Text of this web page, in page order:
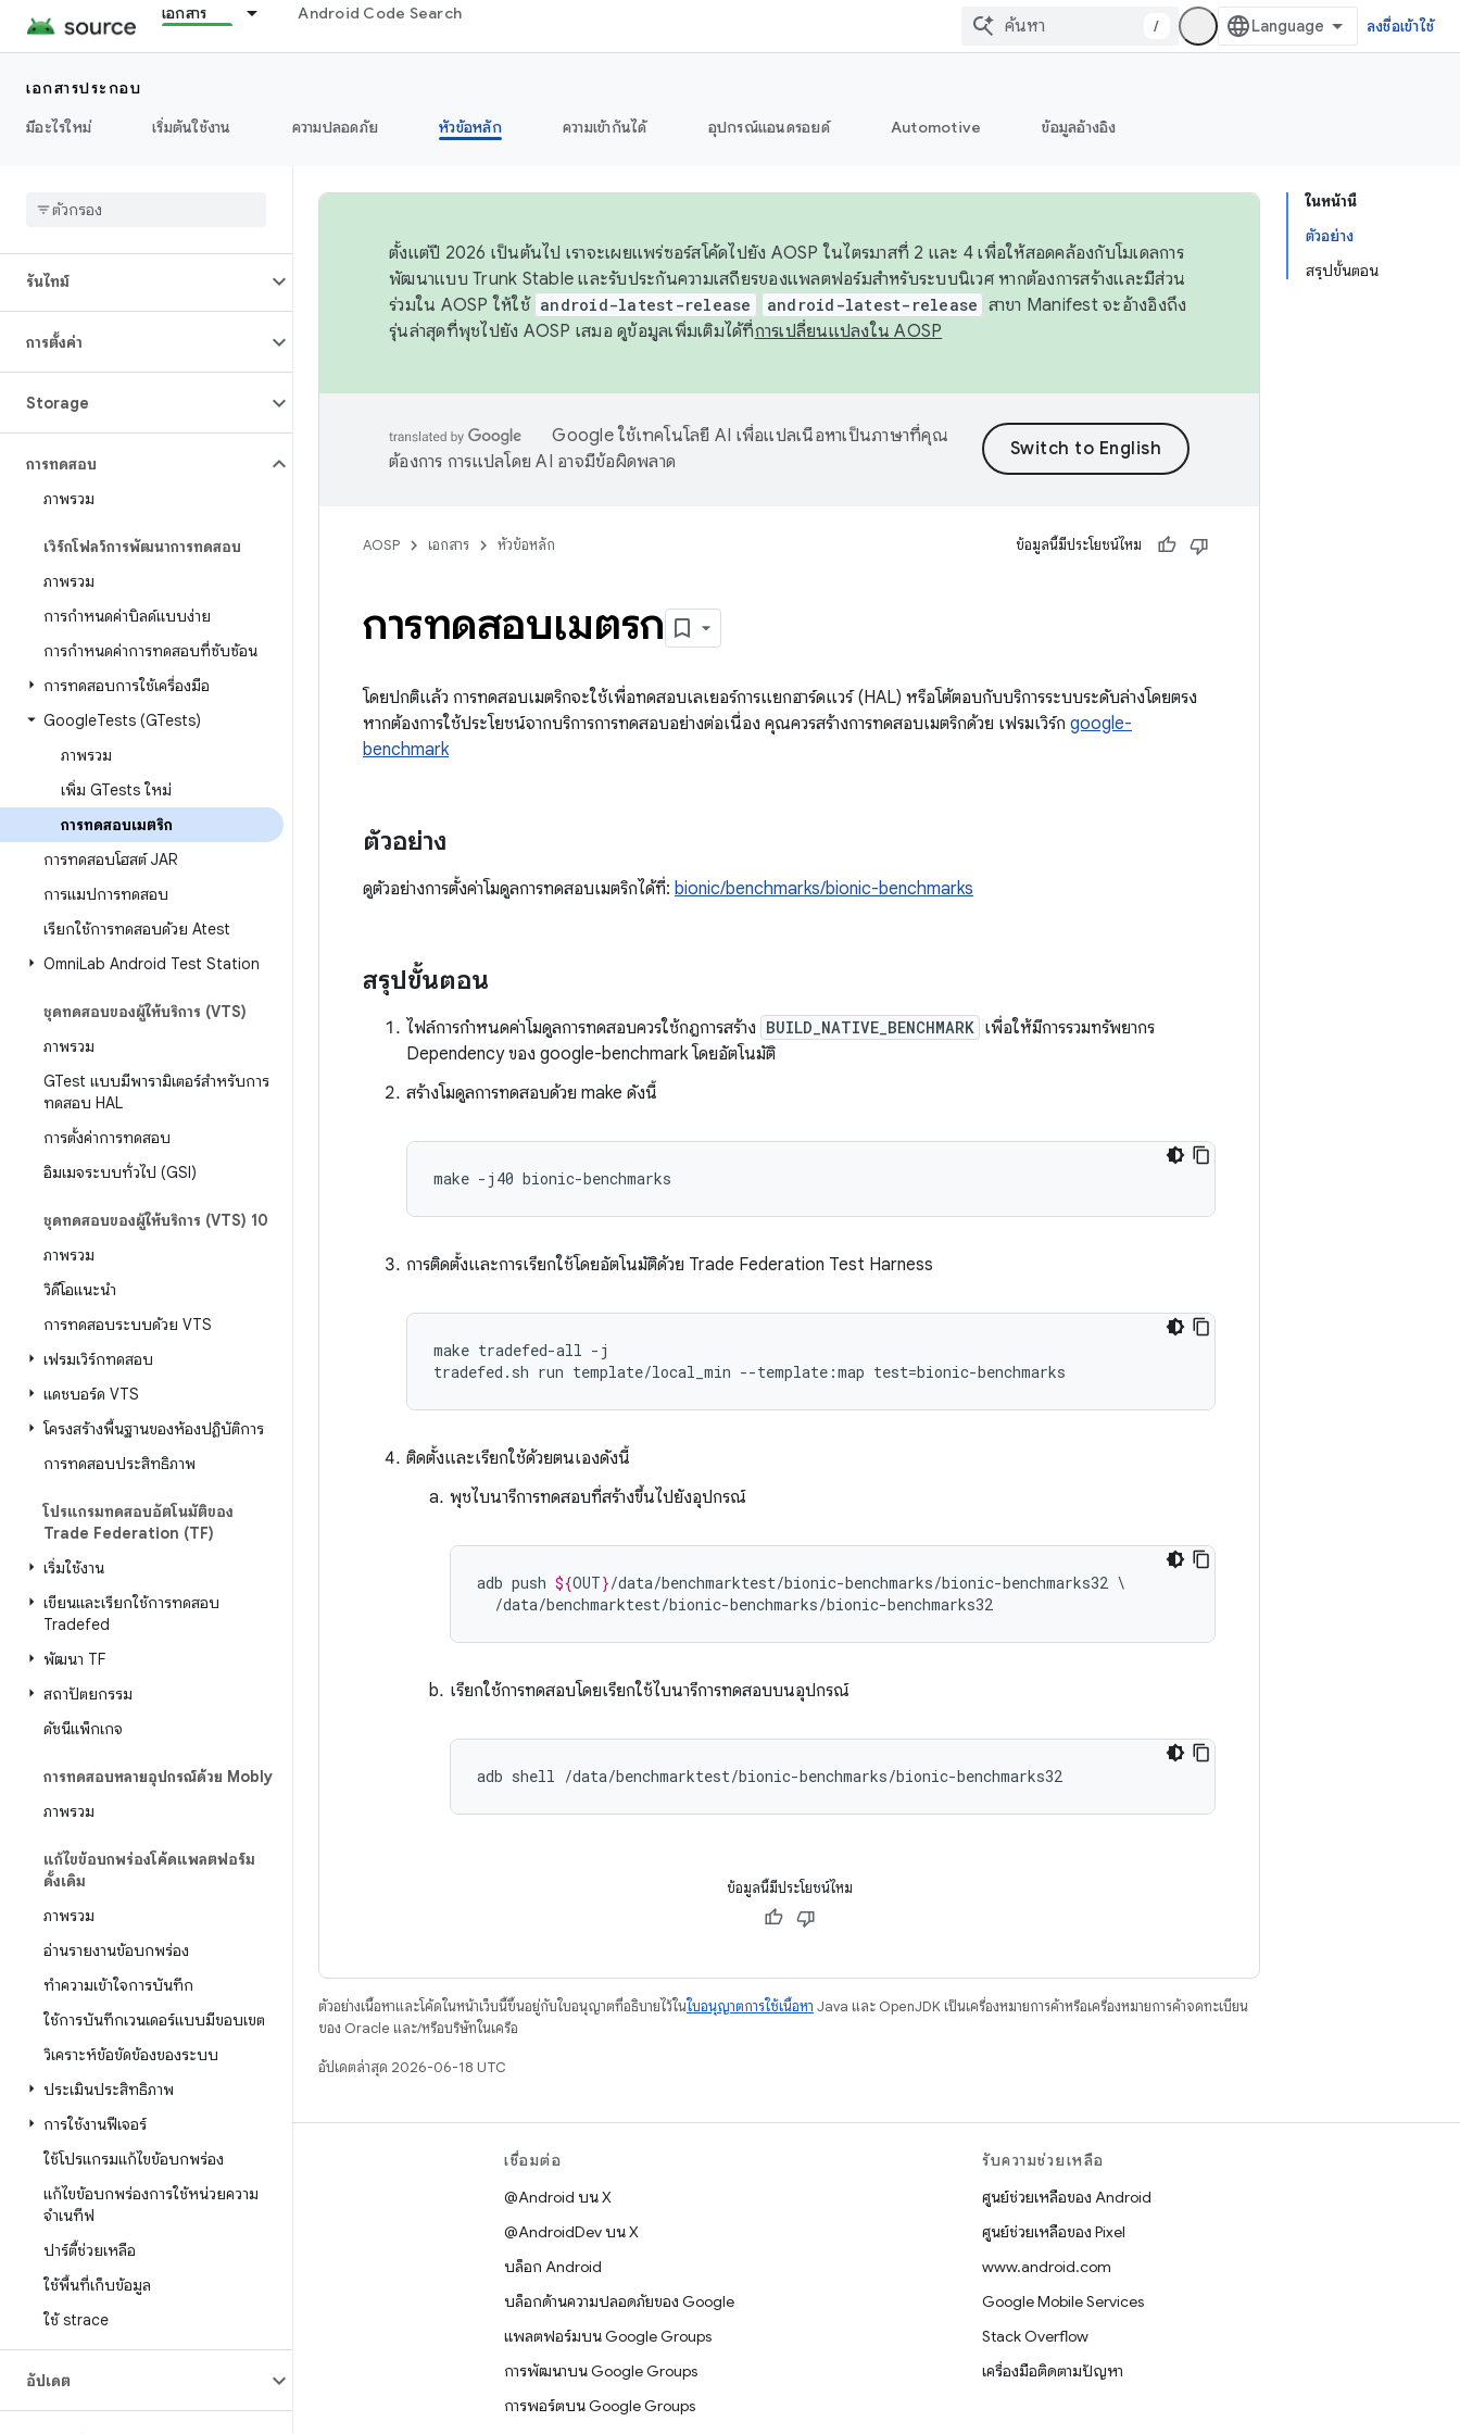
เอกสาร Android Code Search
/ ลงชื่อเข้าใช้
เอกสารประกอบ
มีอะไรใหม่
เริ่มต้นใช้งาน ความปลอดภัย หัวข้อหลัก ความเข้ากันได้ อุปกรณ์แอนดรอยด์ Automotive ข้อมูลอ้างอิง
สื่อ
ประสิทธิภาพ
พลังงาน
รันไทม์
การตั้งค่า
Storage
การทดสอบ
ภาพรวม
เวิร์กโฟลว์การพัฒนาการทดสอบ
ภาพรวม
การกำหนดค่าบิลด์แบบง่าย
การกำหนดค่าการทดสอบที่ซับซ้อน
การทดสอบการใช้เครื่องมือ
GoogleTests (GTests)
ภาพรวม
เพิ่ม GTests ใหม่
การทดสอบเมตริก
การทดสอบโฮสต์ JAR
การแมปการทดสอบ
เรียกใช้การทดสอบด้วย Atest
OmniLab Android Test Station
ชุดทดสอบของผู้ให้บริการ (VTS)
ภาพรวม
GTest แบบมีพารามิเตอร์สําหรับการ
ทดสอบ HAL
การตั้งค่าการทดสอบ
อิมเมจระบบทั่วไป (GSI)
ชุดทดสอบของผู้ให้บริการ (VTS) 10
ภาพรวม
วิดีโอแนะนำ
การทดสอบระบบด้วย VTS
เฟรมเวิร์กทดสอบ
แดชบอร์ด VTS
โครงสร้างพื้นฐานของห้องปฏิบัติการ
การทดสอบประสิทธิภาพ
โปรแกรมทดสอบอัตโนมัติของ
Trade Federation (TF)
เริ่มใช้งาน
เขียนและเรียกใช้การทดสอบ
Tradefed
พัฒนา TF
สถาปัตยกรรม
ดัชนีแพ็กเกจ
การทดสอบหลายอุปกรณ์ด้วย Mobly
ภาพรวม
แก้ไขข้อบกพร่องโค้ดแพลตฟอร์ม
ดั้งเดิม
ภาพรวม
อ่านรายงานข้อบกพร่อง
ทําความเข้าใจการบันทึก
ใช้การบันทึกเวนเดอร์แบบมีขอบเขต
วิเคราะห์ข้อขัดข้องของระบบ
ประเมินประสิทธิภาพ
การใช้งานฟีเจอร์
ใช้โปรแกรมแก้ไขข้อบกพร่อง
แก้ไขข้อบกพร่องการใช้หน่วยความ
จําเนทีฟ
ปาร์ตี้ช่วยเหลือ
ใช้พื้นที่เก็บข้อมูล
ใช้ strace
อัปเดต
ในหน้านี้
ตัวอย่าง
สรุปขั้นตอน
ตั้งแต่ปี 2026 เป็นต้นไป เราจะเผยแพร่ซอร์สโค้ดไปยัง AOSP ในไตรมาสที่ 2 และ 4 เพื่อให้สอดคล้องกับโมเดลการ
พัฒนาแบบ Trunk Stable และรับประกันความเสถียรของแพลตฟอร์มสำหรับระบบนิเวศ หากต้องการสร้างและมีส่วน
ร่วมใน AOSP ให้ใช้ android-latest-release android-latest-release สาขา Manifest จะอ้างอิงถึง
รุ่นล่าสุดที่พุชไปยัง AOSP เสมอ ดูข้อมูลเพิ่มเติมได้ที่การเปลี่ยนแปลงใน AOSP
Google ใช้เทคโนโลยี AI เพื่อแปลเนื้อหาเป็นภาษาที่คุณ
ต้องการ การแปลโดย AI อาจมีข้อผิดพลาด
AOSP เอกสาร หัวข้อหลัก ข้อมูลนี้มีประโยชน์ไหม
การทดสอบเมตริก
โดยปกติแล้ว การทดสอบเมตริกจะใช้เพื่อทดสอบเลเยอร์การแยกฮาร์ดแวร์ (HAL) หรือโต้ตอบกับบริการระบบระดับล่างโดยตรง
หากต้องการใช้ประโยชน์จากบริการการทดสอบอย่างต่อเนื่อง คุณควรสร้างการทดสอบเมตริกด้วย เฟรมเวิร์ก google-
benchmark
ตัวอย่าง
ดูตัวอย่างการตั้งค่าโมดูลการทดสอบเมตริกได้ที่: bionic/benchmarks/bionic-benchmarks
สรุปขั้นตอน
ไฟล์การกำหนดค่าโมดูลการทดสอบควรใช้กฎการสร้าง BUILD_NATIVE_BENCHMARK เพื่อให้มีการรวมทรัพยากร
Dependency ของ google-benchmark โดยอัตโนมัติ
สร้างโมดูลการทดสอบด้วย make ดังนี้
make -j40
การติดตั้งและการเรียกใช้โดยอัตโนมัติด้วย Trade Federation Test Harness
make tradefed-all -j
ติดตั้งและเรียกใช้ด้วยตนเองดังนี้
พุชไบนารีการทดสอบที่สร้างขึ้นไปยังอุปกรณ์
adb push ${OUT}/data/benchmarktest/bionic-benchmarks/bionic-benchmarks32
เรียกใช้การทดสอบโดยเรียกใช้ไบนารีการทดสอบบนอุปกรณ์
ข้อมูลนี้มีประโยชน์ไหม
ตัวอย่างเนื้อหาและโค้ดในหน้าเว็บนี้ขึ้นอยู่กับใบอนุญาตที่อธิบายไว้ในใบอนุญาตการใช้เนื้อหา Java และ OpenJDK เป็นเครื่องหมายการค้าหรือเครื่องหมายการค้าจดทะเบียน
ของ Oracle และ/หรือบริษัทในเครือ
อัปเดตล่าสุด 2026-06-18 UTC
บิวด์
ที่เก็บสำหรับ Android
ไบนารีไดรเวอร์
เชื่อมต่อ
@Android บน X
@AndroidDev บน X
บล็อก Android
บล็อกด้านความปลอดภัยของ Google
แพลตฟอร์มบน Google Groups
การพัฒนาบน Google Groups
การพอร์ตบน Google Groups
รับความช่วยเหลือ
ศูนย์ช่วยเหลือของ Android
ศูนย์ช่วยเหลือของ Pixel
www.android.com
Google Mobile Services
Stack Overflow
เครื่องมือติดตามปัญหา